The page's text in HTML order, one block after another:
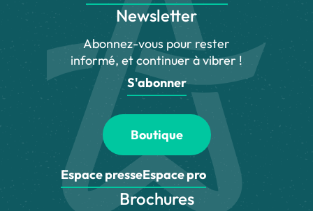
Newsletter
Abonnez-vous pour rester
informé, et continuer à vibrer !
S'abonner
Boutique
Espace presseEspace pro
Brochures